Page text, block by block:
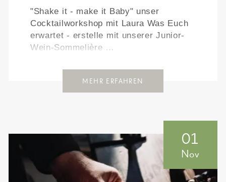
"Shake it - make it Baby" unser
Cocktailworkshop mit Laura Was Euch
erwartet - erstelle mit unserer Junior-
Wein-Sommelière …
MEHR ERFAHREN
01
Nov